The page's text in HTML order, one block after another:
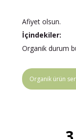
Afiyet olsun.
İçindekiler:
Organik durum
Organik ürün